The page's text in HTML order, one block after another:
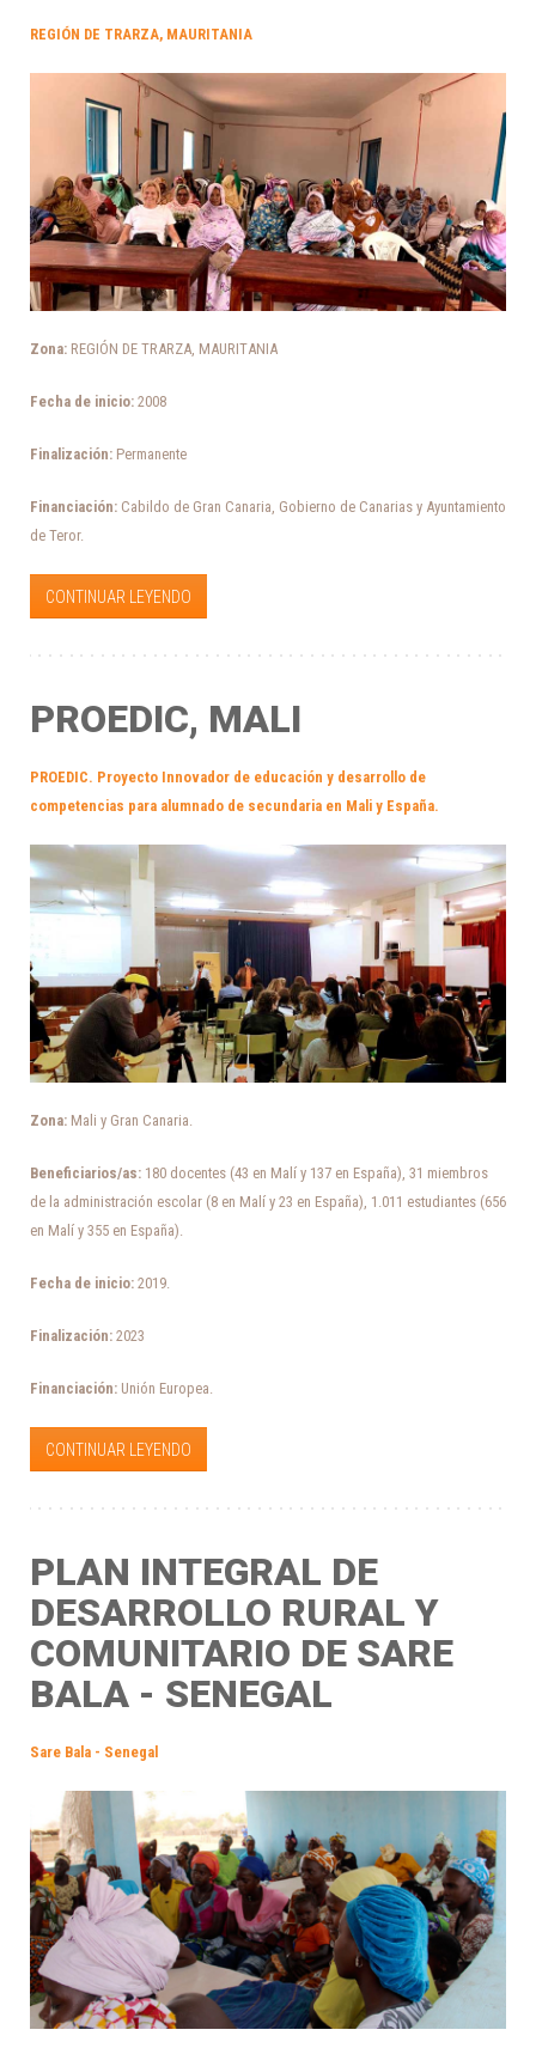
REGIÓN DE TRARZA, MAURITANIA
Zona: REGIÓN DE TRARZA, MAURITANIA
Fecha de inicio: 2008
Finalización: Permanente
Financiación: Cabildo de Gran Canaria, Gobierno de Canarias y Ayuntamiento
de Teror.
CONTINUAR LEYENDO
PROEDIC, MALI
PROEDIC. Proyecto Innovador de educación y desarrollo de
competencias para alumnado de secundaria en Mali y España.
Zona: Mali y Gran Canaria.
Beneficiarios/as: 1 80 docentes (43 en Malí y 137 en España), 31 miembros
de la administración escolar (8 en Malí y 23 en España), 1 .011 estudiantes (656
en Malí y 355 en España).
Fecha de inicio: 2019.
Finalización: 2023
Financiación: Unión Europea.
CONTINUAR LEYENDO
PLAN INTEGRAL DE
DESARROLLO RURAL Y
COMUNITARIO DE SARE
BALA - SENEGAL
Sare Bala - Senegal